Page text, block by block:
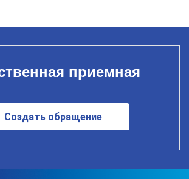
приемная
Создать обращение